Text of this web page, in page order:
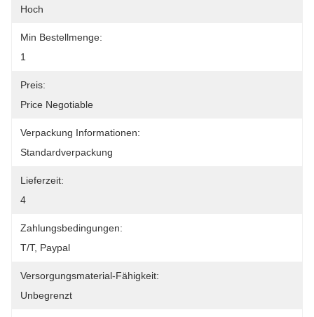
Hoch
Min Bestellmenge:
1
Preis:
Price Negotiable
Verpackung Informationen:
Standardverpackung
Lieferzeit:
4
Zahlungsbedingungen:
T/T, Paypal
Versorgungsmaterial-Fähigkeit:
Unbegrenzt